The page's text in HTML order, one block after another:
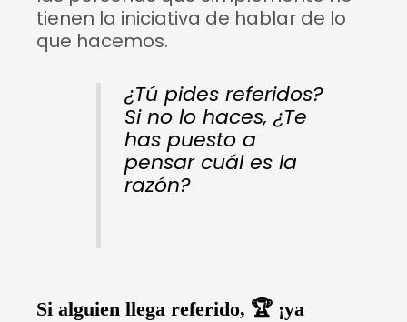
tienen la iniciativa de hablar de lo
que hacemos.
¿Tú pides referidos?
Si no lo haces, ¿Te
has puesto a
pensar cuál es la
razón?
Si alguien llega referido, 🏆 ¡ya